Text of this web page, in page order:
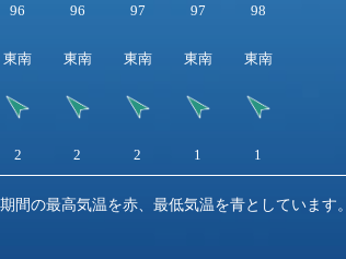
96 96 97 97 98
東南 東南 東南 東南 東南
2 2 2 1 1
間の最高気温を赤、最低気温を青としています。